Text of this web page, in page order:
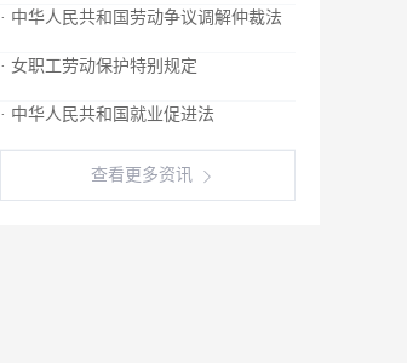
· 中华人民共和国劳动争议调解仲裁法
· 女职工劳动保护特别规定
· 中华人民共和国就业促进法
查看更多资讯